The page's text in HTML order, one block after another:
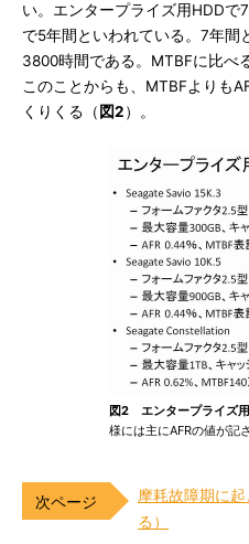
い。エンタープライズ用HDDで
で5年間といわれている。7年
3800時間である。MTBFに比べ
このことからも、MTBFよりも
くりくる（ 図2）。
図2 エンタープライズ用
様には主にAFRの値が記
摩耗故障期に
る）